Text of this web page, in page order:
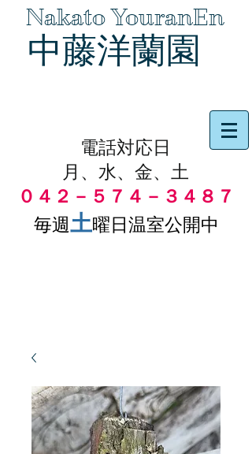
Nakato YouranEn
中藤洋蘭園
電話対応日
月、水、金、土
０４２－５７４－３４８７
毎週土曜日温室公開中